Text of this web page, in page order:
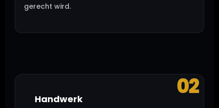
gerecht wird.
02
Handwerk